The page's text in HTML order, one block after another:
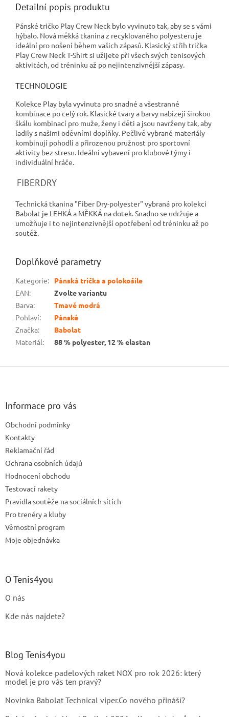
Detailní popis produktu
Pánské tričko Play Crew Neck bylo vyvinuto tak, aby se s vámi
hýbalo. Nová měkká tkanina z recyklovaného polyesteru je
ideální pro nošení během vašich zápasů. Klasický střih trička
Play Crew Neck T-Shirt si užijete při všech svých tenisových
aktivitách, od tréninku až po nejintenzivnější zápasy.
TECHNOLOGIE
Kolekce Play byla vyvinuta pro snadné a všestranné
kombinace po celý rok. Klasické tvary a barvy nabízejí širokou
škálu kombinací pro muže, ženy i děti a jsou navrženy tak, aby
ladily s našimi oděvními doplňky. Pečlivě vybrané materiály
kombinují pohodlí a přirozenou pružnost pro sportovní
aktivity bez stresu. Ideální vybavení pro klubové týmy i
individuální hráče.
FIBERDRY
Technická tkanina "Fiber Dry-polyester" vybraná pro kolekci
Babolat je LEHKÁ a MĚKKÁ na dotek. Snadno se udržuje a
umožňuje i to nejintenzivnější opotřebení od tréninku až po
soutěž.
Doplňkové parametry
Kategorie:
Pánská trička a polokošile
EAN:
Zvolte variantu
Barva:
Tmavě modrá
Pohlaví:
Pánské
Značka:
Babolat
Materiál: 88 % polyester, 12 % elastan
Informace pro vás
Obchodní podmínky
Kontakty
Reklamační řád
Ochrana osobních údajů
Hodnocení obchodu
Testovací rakety
Pravidla soutěže na sociálních sítích
Pro trenéry a kluby
Věrnostní program
Moje objednávka
O Tenis4you
O nás
Kde nás najdete?
Blog Tenis4you
Nová kolekce padelových raket NOX pro rok 2026: který
model je pro vás ten pravý?
Novinka Babolat Technical viper.Co nového přináší?